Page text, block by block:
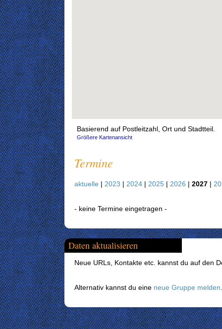
Basierend auf Postleitzahl, Ort und Stadtteil.
Größere Kartenansicht
Termine
aktuelle | 2023 | 2024 | 2025 | 2026 | 2027 |
- keine Termine eingetragen -
Daten aktualisieren
Neue URLs, Kontakte etc. kannst du auf den
Alternativ kannst du eine neue Gruppe melden